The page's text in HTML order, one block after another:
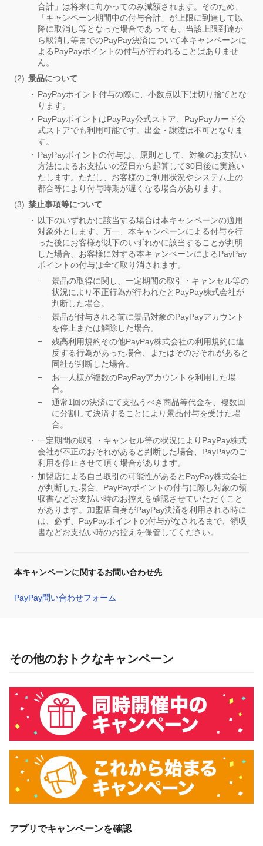
合計」は将来に向かってのみ減額されます。そのため、
「キャンペーン期間中の付与合計」が上限に到達して以
降に取消し等となった場合であっても、当該上限到達か
ら取消し等までのPayPay決済について本キャンペーンに
よるPayPayポイントの付与が行われることはありませ
ん。
景品について
PayPayポイント付与の際に、小数点以下は切り捨てとな
ります。
PayPayポイントはPayPay公式ストア、PayPayカード公
式ストアでも利用可能です。出金・譲渡は不可となりま
す。
PayPayポイントの付与は、原則として、対象のお支払い
方法によるお支払いの翌日から起算して30日後に実施い
たします。ただし、お客様のご利用状況やシステム上の
都合等により付与時期が遅くなる場合があります。
禁止事項等について
以下のいずれかに該当する場合は本キャンペーンの適用
対象外とします。万一、本キャンペーンによる付与を行
った後にお客様が以下のいずれかに該当することが判明
した場合、お客様に対する本キャンペーンによるPayPay
ポイントの付与は全て取り消されます。
景品の取得に関し、一定期間の取引・キャンセル等の
状況により不正行為が行われたとPayPay株式会社が
判断した場合。
景品が付与される前に景品対象のPayPayアカウント
を停止または解除した場合。
残高利用規約その他PayPay株式会社の利用規約に違
反する行為があった場合、またはそのおそれがあると
同社が判断した場合。
お一人様が複数のPayPayアカウントを利用した場
合。
通常1回の決済にて支払うべき商品等代金を、複数回
に分割して決済することにより景品付与を受けた場
合。
一定期間の取引・キャンセル等の状況によりPayPay株式
会社が不正のおそれがあると判断した場合、PayPayのご
利用を停止させて頂く場合があります。
加盟店による自己取引の可能性があるとPayPay株式会社
が判断した場合、PayPayポイントの付与に際し対象の領
収書などお支払い時のお控えを確認させていただくこと
があります。加盟店自身がPayPay決済を利用される時に
は、必ず、PayPayポイントの付与がなされるまで、領収
書などお支払い時のお控えを保管してください。
本キャンペーンに関するお問い合わせ先
PayPay問い合わせフォーム
その他のおトクなキャンペーン
アプリでキャンペーンを確認